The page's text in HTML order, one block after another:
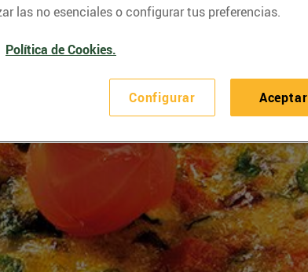
las no esenciales o configurar tus preferencias.
Política de Cookies.
Configurar Aceptar